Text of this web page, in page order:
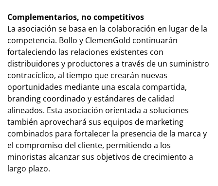
Complementarios, no competitivos
La asociación se basa en la colaboración en lugar de la
competencia. Bollo y ClemenGold continuarán
fortaleciendo las relaciones existentes con
distribuidores y productores a través de un suministro
contracíclico, al tiempo que crearán nuevas
oportunidades mediante una escala compartida,
branding coordinado y estándares de calidad
alineados. Esta asociación orientada a soluciones
también aprovechará sus equipos de marketing
combinados para fortalecer la presencia de la marca y
el compromiso del cliente, permitiendo a los
minoristas alcanzar sus objetivos de crecimiento a
largo plazo.